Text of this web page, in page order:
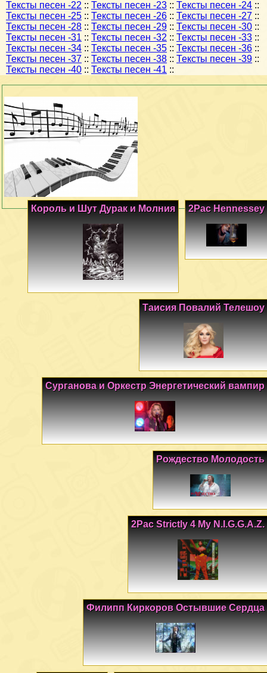
Тексты песен -22 :: Тексты песен -23 :: Тексты песен -24 ::
Тексты песен -25 :: Тексты песен -26 :: Тексты песен -27 ::
Тексты песен -28 :: Тексты песен -29 :: Тексты песен -30 ::
Тексты песен -31 :: Тексты песен -32 :: Тексты песен -33 ::
Тексты песен -34 :: Тексты песен -35 :: Тексты песен -36 ::
Тексты песен -37 :: Тексты песен -38 :: Тексты песен -39 ::
Тексты песен -40 :: Тексты песен -41 ::
2Pac Hennessey
Король и Шут Дурак и Молния
Таисия Повалий Телешоу
Сурганова и Оркестр Энергетический вампир
Рождество Молодость
2Pac Strictly 4 My N.I.G.G.A.Z.
Филипп Киркоров Остывшие Сердца